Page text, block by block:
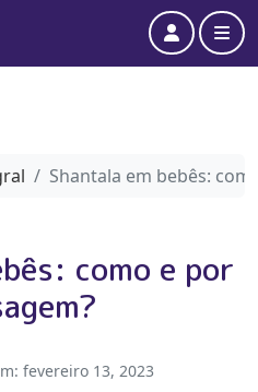
Account
Shantala em bebês:
como e por
fevereiro 13, 2023